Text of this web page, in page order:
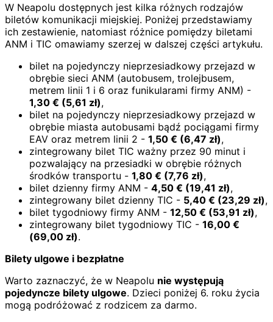
W Neapolu dostępnych jest kilka różnych rodzajów
biletów komunikacji miejskiej. Poniżej przedstawiamy
ich zestawienie, natomiast różnice pomiędzy biletami
ANM i TIC omawiamy szerzej w dalszej części artykułu.
bilet na pojedynczy nieprzesiadkowy przejazd w
obrębie sieci ANM (autobusem, trolejbusem,
metrem linii 1 i 6 oraz funikularami firmy ANM) -
1,30 € (5,61 zł),
bilet na pojedynczy nieprzesiadkowy przejazd w
obrębie miasta autobusami bądź pociągami firmy
EAV oraz metrem linii 2 - 1,50 € (6,47 zł),
zintegrowany bilet TIC ważny przez 90 minut i
pozwalający na przesiadki w obrębie różnych
środków transportu - 1,80 € (7,76 zł),
bilet dzienny firmy ANM - 4,50 € (19,41 zł),
zintegrowany bilet dzienny TIC - 5,40 € (23,29 zł),
bilet tygodniowy firmy ANM - 12,50 € (53,91 zł),
zintegrowany bilet tygodniowy TIC - 16,00 €
(69,00 zł).
Bilety ulgowe i bezpłatne
Warto zaznaczyć, że w Neapolu nie występują
pojedyncze bilety ulgowe. Dzieci poniżej 6. roku życia
mogą podróżować z rodzicem za darmo.